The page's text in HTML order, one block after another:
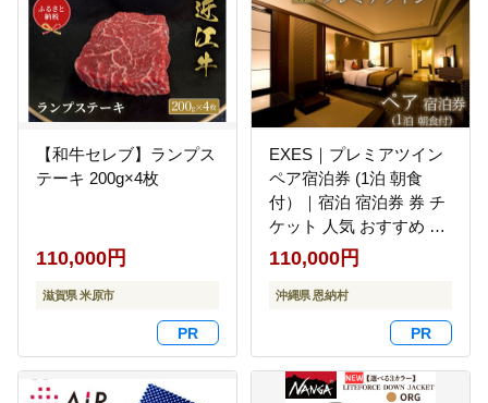
【和牛セレブ】ランプス
テーキ 200g×4枚
110,000円
滋賀県 米原市
EXES｜プレミアツイン
ペア宿泊券 (1泊 朝食
付）｜宿泊 宿泊券 券 チ
ケット 人気 おすすめ エ
グゼス ホテル リゾート
ふるさと納税 沖縄県 恩
納村
110,000円
沖縄県 恩納村